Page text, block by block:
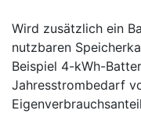
Wird zusätzlich ein
nutzbaren
Beispiel 4-kWh-
Jahresstrombedarf